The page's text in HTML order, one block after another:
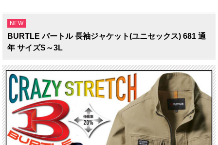
NEW
BURTLE バートル 長袖ジャケット(ユニセックス) 681 通
年 サイズS～3L